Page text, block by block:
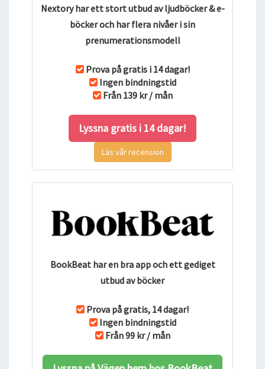
Nextory har ett stort utbud av ljudböcker & e-
böcker och har flera nivåer i sin
prenumerationsmodell
Prova på gratis i 14 dagar!
Ingen bindningstid
Från 139 kr / mån
Lyssna gratis i 14 dagar!
Läs vår recension
BookBeat har en bra app och ett gediget
utbud av böcker
Prova på gratis, 14 dagar!
Ingen bindningstid
Från 99 kr / mån